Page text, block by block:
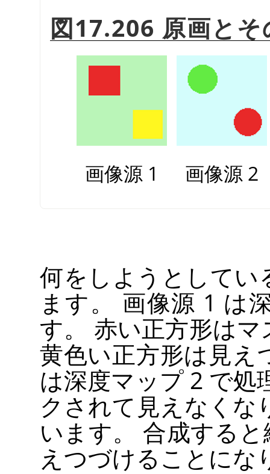
図17.206 原画と
画像源 1 画像源 2
何をしようとして
ます。 画像源 1 は
す。 赤い正方形は
黄色い正方形は見え
は深度マップ 2 で処
クされて見えなくな
います。 合成する
えつづけることにな